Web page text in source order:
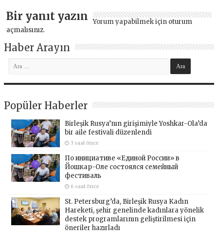
Bir yanıt yazın Yorum yapabilmek için oturum
açmalısınız.
Haber Arayın
Popüler Haberler
Birleşik Rusya’nın girişimiyle Yoshkar-Ola’da
bir aile festivali düzenlendi
3 saat önce
По инициативе «Единой России» в
Йошкар-Оле состоялся семейный
фестиваль
6 saat önce
St. Petersburg’da, Birleşik Rusya Kadın
Hareketi, şehir genelinde kadınlara yönelik
destek programlarının geliştirilmesi için
öneriler hazırladı